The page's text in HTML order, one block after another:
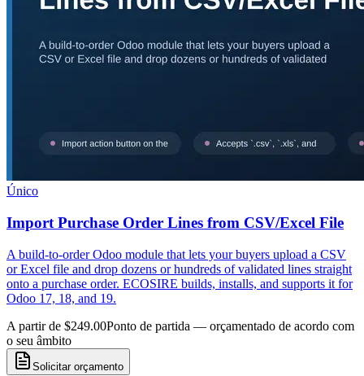
Único
Import Purchase Order Lines from CSV/Excel File
A build-to-order Odoo module that lets your buyers upload a CSV
or Excel file and drop dozens or hundreds of validated lines straight
onto a purchase order. ECOSIRE builds, installs, and supports it for
Odoo 17, 18, and 19.
A partir de $249.00Ponto de partida — orçamentado de acordo com
o seu âmbito
Solicitar orçamento